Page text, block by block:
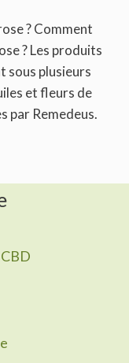
? Comment
? Les produits
sous plusieurs
et fleurs de
par Remedeus.